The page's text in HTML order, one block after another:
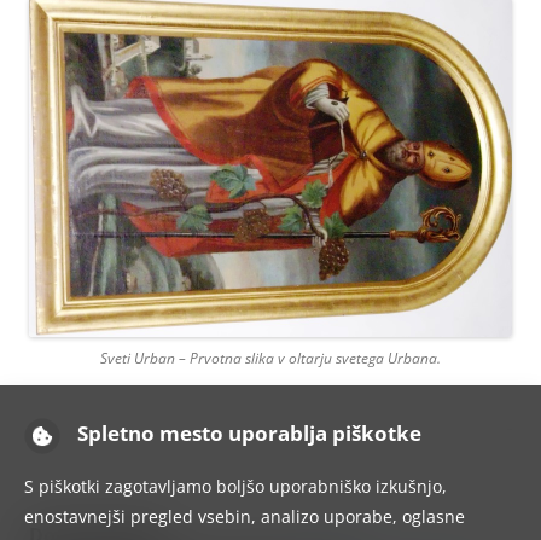
Sveti Urban – Prvotna slika v oltarju svetega Urbana.
Spletno mesto uporablja piškotke
S piškotki zagotavljamo boljšo uporabniško izkušnjo,
enostavnejši pregled vsebin, analizo uporabe, oglasne